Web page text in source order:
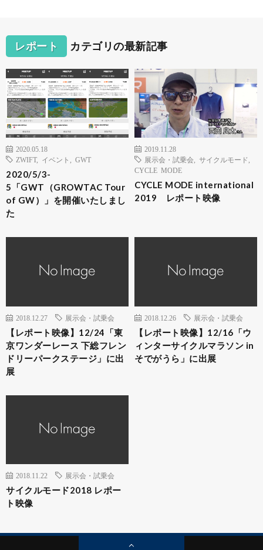
レポート カテゴリの最新記事
2020.05.18
ZWIFT, イベント GWT
2020/5/3-
5「GWT（GROWTAC Tour
of GW）」を開催いたしまし
た
2019.11.28
展示会・試乗会
サイクルモード
CYCLE MODE
CYCLE MODE international
2019 レポート映像
2018.12.27 展示会・試乗会
【レポート映像】12/24「東
京ワンダーレース 下総フレン
ドリーパークステージ」に出
展
2018.12.26 展示会・試乗会
【レポート映像】12/16「ウ
ィンターサイクルマラソン in
そでがうら」に出展
2018.11.22 展示会・試乗会
サイクルモード2018 レポー
ト映像